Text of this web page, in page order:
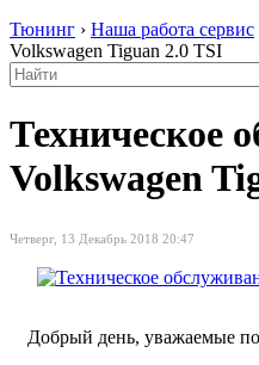
Тюнинг › Наша работа сервис
Volkswagen Tiguan 2.0 TSI
Техническое
Volkswagen
Четверг, 13 Декабрь 2018 20:47
Добрый день, уважаемые